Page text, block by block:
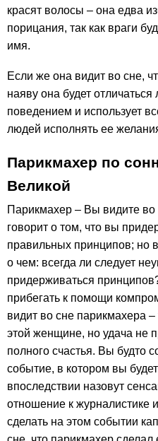
красят волосы – она едва
порицания, так как враги
имя.
Если же она видит во сне,
наяву она будет
поведением и использует
людей исполнять ее
Парикмахер по
Великой
Парикмахер – Вы видите во
говорит о том, что вы
правильных принципов; но
о чем: всегда ли следует
придерживаться
прибегать к помощи
видит во сне парикмахера –
этой женщине, но удача не
полного счастья. Вы будто
событие, в котором вы
впоследствии назовут
отношение к журналистике
сделать на этом событии